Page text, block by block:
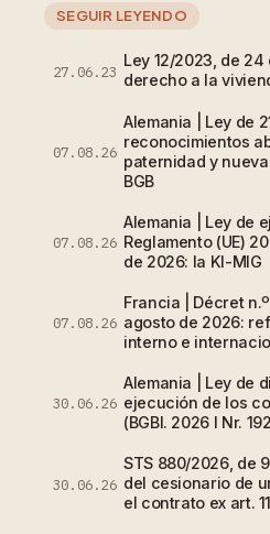
SEGUIR LEYENDO
27.06.23
Ley 12/2023, de 24
derecho a la
07.08.26
Alemania | Ley de
reconocimientos
paternidad y
BGB
07.08.26
Alemania | Ley de
Reglamento (UE)
de 2026: la KI-MIG
07.08.26
Francia | Décret
agosto de 2026:
interno e
30.06.26
Alemania | Ley de
ejecución de los
(BGBl. 2026 I Nr.
30.06.26
STS 880/2026, de
del cesionario de
el contrato ex art.